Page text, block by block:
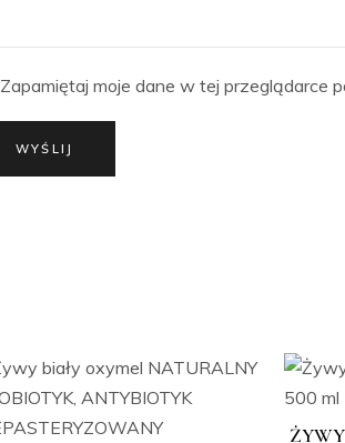
Zapamiętaj moje dane w tej przeglądarce